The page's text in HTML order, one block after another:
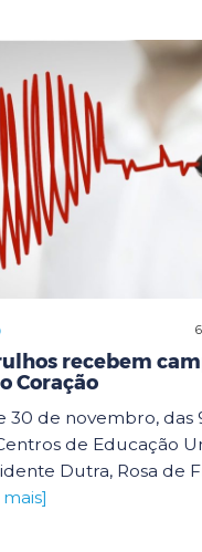
recebem
Coração
30 de novembro, das
de Educação
Dutra, Rosa de